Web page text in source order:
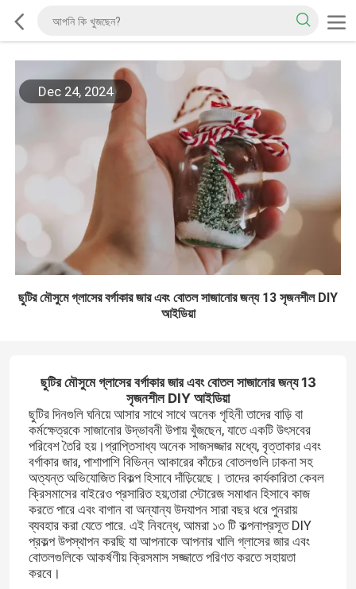
Dec 24, 2024
ছুটির মৌসুমে গ্লাসের বর্গাকার জার এবং বোতল সাজানোর জন্য 13 সৃজনশীল DIY
আইডিয়া
ছুটির মৌসুমে গ্লাসের বর্গাকার জার এবং বোতল সাজানোর জন্য 13
সৃজনশীল DIY আইডিয়া
ছুটির দিনগুলি ঘনিয়ে আসার সাথে সাথে অনেক গৃহিনী তাদের বাড়ি বা
কর্মক্ষেত্রকে সাজানোর উদ্ভাবনী উপায় খুঁজছেন, যাতে একটি উৎসবের
পরিবেশ তৈরি হয়।প্রাপ্তিসাধ্য অনেক সাজসজ্জার মধ্যে, বৃত্তাকার এবং
বর্গাকার জার, পাশাপাশি বিভিন্ন আকারের কাঁচের বোতলগুলি ঢাকনা সহ
অত্যন্ত অভিযোজিত বিকল্প হিসাবে দাঁড়িয়েছে। তাদের কার্যকারিতা কেবল
ক্রিসমাসের বাইরেও প্রসারিত হয়;তারা স্টোরেজ সমাধান হিসাবে কাজ
করতে পারে এবং বাগান বা অন্যান্য উদযাপন সারা বছর ধরে পুনরায়
ব্যবহার করা যেতে পারে. এই নিবন্ধে, আমরা ১৩ টি কল্পনাপ্রসূত DIY
প্রকল্প উপস্থাপন করছি যা আপনাকে আপনার খালি গ্লাসের জার এবং
বোতলগুলিকে আকর্ষণীয় ক্রিসমাস সজ্জাতে পরিণত করতে সহায়তা
করবে।